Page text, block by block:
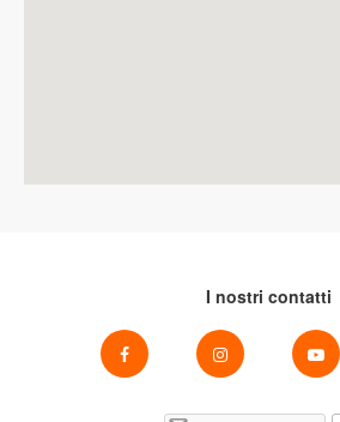
I nostri contatti